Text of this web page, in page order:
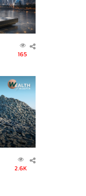
165
2.6K